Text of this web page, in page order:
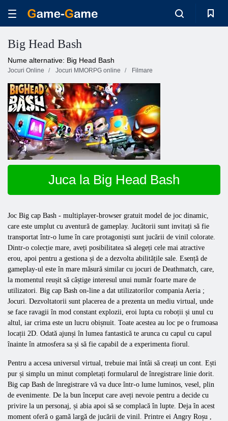
Big Head Bash
Nume alternative: Big Head Bash
Jocuri Online Jocuri MMORPG online Filmare
Juca la Big Head Bash
Joc Big cap Bash - multiplayer-browser gratuit model de joc dinamic,
care este umplut cu aventură de gameplay. Jucătorii sunt invitați să fie
transportat într-o lume în care protagoniști sunt jucării de vinil colorate.
Dintr-o colecție mare, aveți posibilitatea să alegeți cele mai atractive
erou, apoi pentru a gestiona și de a dezvolta abilitățile sale. Esență de
gameplay-ul este în mare măsură similar cu jocuri de Deathmatch, care,
la momentul reușit să câștige interesul unui număr foarte mare de
utilizatori. Big cap Bash on-line a dat utilizatorilor compania Aeria ;
Jocuri. Dezvoltatorii sunt placerea de a prezenta un mediu virtual, unde
se face ravagii în mod constant explozii, eroi lupta cu roboții și unul cu
altul, iar crima este un lucru obișnuit. Toate acestea au loc pe o frumoasa
locații 2D. Odată ajunși în lumea fantastică te arunca cu capul cu capul
înainte în atmosfera sa și să fie capabil de a experimenta fiorul.
Pentru a accesa universul virtual, trebuie mai întâi să creați un cont. Ești
pur și simplu un minut completați formularul de înregistrare linie dorit.
Big cap Bash de înregistrare vă va duce într-o lume luminos, vesel, plin
de evenimente. De la bun început care aveți nevoie pentru a decide cu
privire la un personaj, și abia apoi să se complacă în lupte. Deja în acest
moment oferă o gamă largă de jucării de vinil. Printre ei Angry Roșu ,